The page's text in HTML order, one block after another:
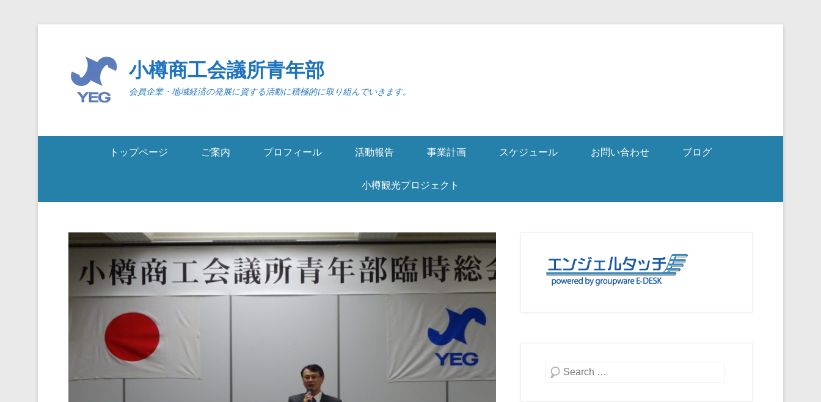
小樽商工会議所青年部
会員企業・地域経済の発展に資する活動に積極的に取り組んでいきます。
トップページ ご案内 プロフィール 活動報告 事業計画 スケジュール お問い合わせ ブログ
小樽観光プロジェクト
検索